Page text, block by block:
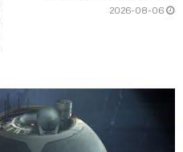
2026-08-06